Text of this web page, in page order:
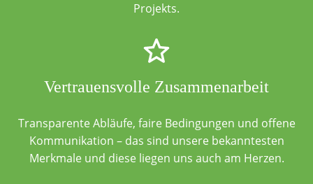
Projekts.
Vertrauensvolle Zusammenarbeit
Transparente Abläufe, faire Bedingungen und offene
Kommunikation – das sind unsere bekanntesten
Merkmale und diese liegen uns auch am Herzen.